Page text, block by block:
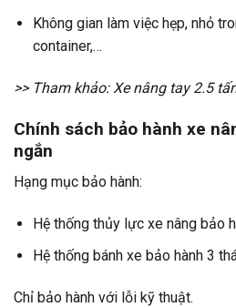
Không gian làm việc hẹp, nhỏ
container,…
>> Tham khảo:Xe nâng tay 2.5
Chính sách bảo hành xe
ngắn
Hạng mục bảo hành:
Hệ thống thủy lực xe nâng bảo
Hệ thống bánh xe bảo hành 3
Chỉ bảo hành với lỗi kỹ thuật.